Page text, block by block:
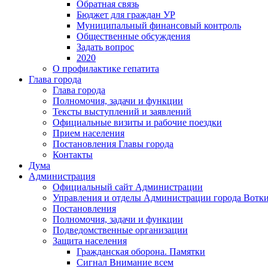
Обратная связь
Бюджет для граждан УР
Муниципальный финансовый контроль
Общественные обсуждения
Задать вопрос
2020
О профилактике гепатита
Глава города
Глава города
Полномочия, задачи и функции
Тексты выступлений и заявлений
Официальные визиты и рабочие поездки
Прием населения
Постановления Главы города
Контакты
Дума
Администрация
Официальный сайт Администрации
Управления и отделы Администрации города
Постановления
Полномочия, задачи и функции
Подведомственные организации
Защита населения
Гражданская оборона. Памятки
Сигнал Внимание всем